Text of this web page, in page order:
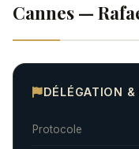
Cannes —
DÉLÉGATION
Protocole